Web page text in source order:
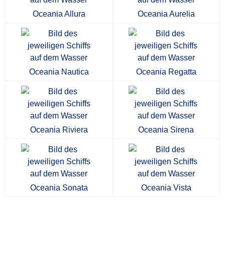
Oceania Allura Oceania Aurelia
Oceania Nautica Oceania Regatta
Oceania Riviera Oceania Sirena
Oceania Sonata Oceania Vista